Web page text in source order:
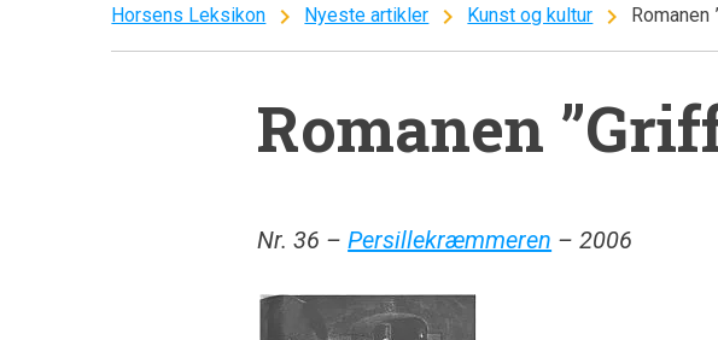
Horsens Leksikon chevron_right Nyeste artikler chevron_right Kunst og kultur chevron_right Romanen
Romanen
Nr. 36 –Persillekræmmeren – 2006